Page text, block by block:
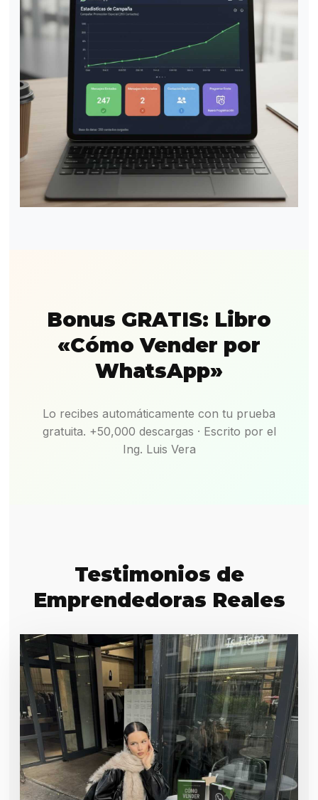
Bonus GRATIS: Libro
«Cómo Vender por
WhatsApp»
Lo recibes automáticamente con tu prueba
gratuita. +50,000 descargas · Escrito por el
Ing. Luis Vera
Testimonios de
Emprendedoras Reales